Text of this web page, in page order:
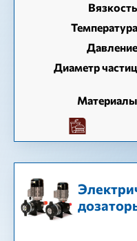
Диаметр